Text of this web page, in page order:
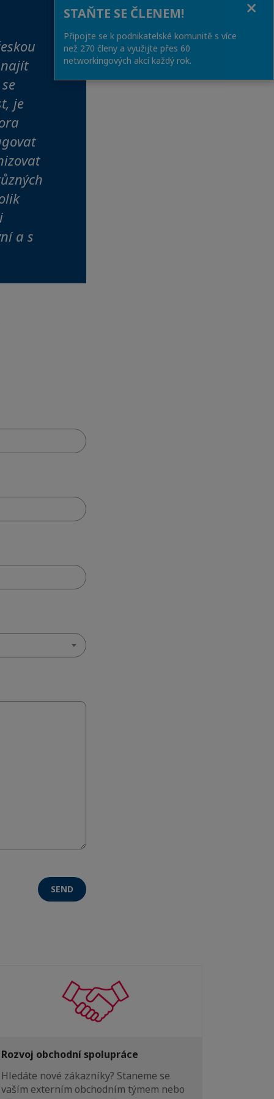
je
a s
SEND
Rozvoj obchodní spolupráce
Hledáte nové zákazníky? Staneme se
vaším externím obchodním týmem nebo
STAŇTE SE ČLENEM!
Připojte se k podnikatelské komunitě s více
než 270 členy a využijte přes 60
networkingových akcí každý rok.